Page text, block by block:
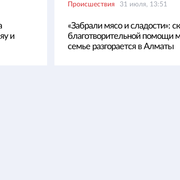
и
Происшествия 31 июля, 13:51
«Забрали мясо и сладости»:
благотворительной помощи
семье разгорается в Алматы